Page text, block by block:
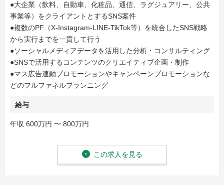
●大企業（飲料、自動車、化粧品、通信、ラグジュアリー、公共
事業等）をクライアントとするSNS案件
●複数のPF（X-Instagram-LINE-TikTok等）を統合したSNS戦略
から実行までを一貫して行う
●ソーシャルメディアデータを活用した分析・コンサルティング
●SNSで活用するコンテンツのクリエイティブ企画・制作
●マス広告連動プロモーションやキャンペーンプロモーションな
どのフルファネルプランニング
給与
年収 600万円 〜 800万円
この求人を見る